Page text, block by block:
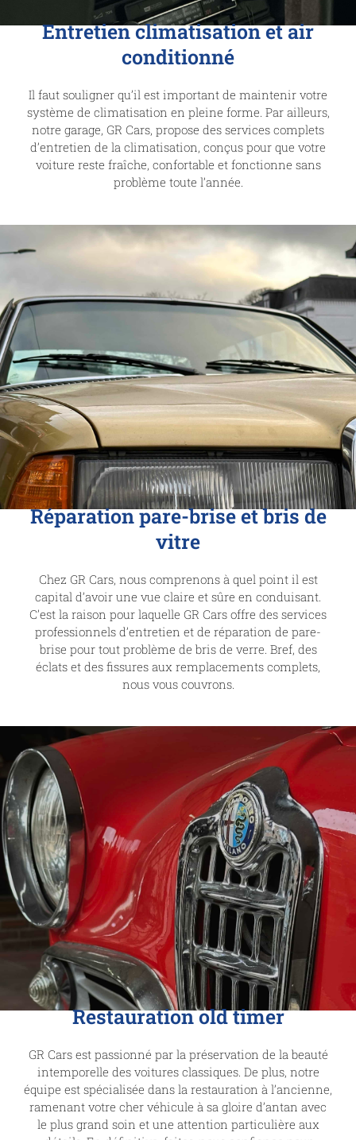
Entretien climatisation et air
conditionné
Il faut souligner qu’il est important de maintenir votre
système de climatisation en pleine forme. Par ailleurs,
notre garage, GR Cars, propose des services complets
d’entretien de la climatisation, conçus pour que votre
voiture reste fraîche, confortable et fonctionne sans
problème toute l’année.
Réparation pare-brise et bris de
vitre
Chez GR Cars, nous comprenons à quel point il est
capital d’avoir une vue claire et sûre en conduisant.
C’est la raison pour laquelle GR Cars offre des services
professionnels d’entretien et de réparation de pare-
brise pour tout problème de bris de verre. Bref, des
éclats et des fissures aux remplacements complets,
nous vous couvrons.
Restauration old timer
GR Cars est passionné par la préservation de la beauté
intemporelle des voitures classiques. De plus, notre
équipe est spécialisée dans la restauration à l’ancienne,
ramenant votre cher véhicule à sa gloire d’antan avec
le plus grand soin et une attention particulière aux